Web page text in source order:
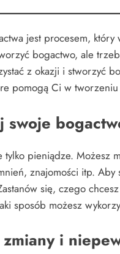
jest procesem, który
bogactwo, ale
z okazji i stworzyć
pomogą Ci w
swoje
tylko pieniądze. Możesz
znajomości itp.
się, czego
sposób możesz
i